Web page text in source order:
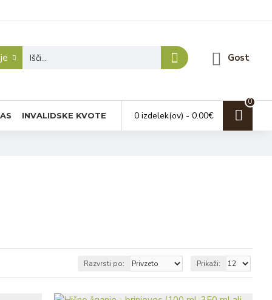
Gost
INVALIDSKE KVOTE 0 izdelek(ov) - 0.00€
0
Razvrsti po: Prikaži: